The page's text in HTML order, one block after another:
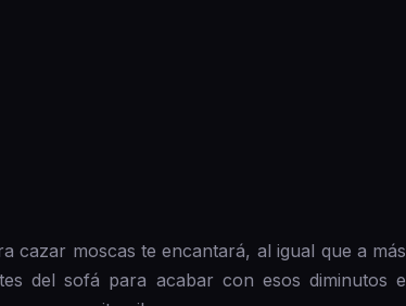
cazar moscas te encantará, al igual que a más
del sofá para acabar con esos diminutos e